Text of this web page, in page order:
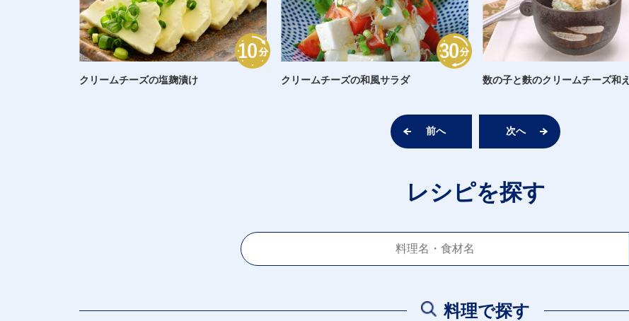
クリームチーズの塩麹漬け クリームチーズの和風サラダ 数の子と麩のクリームチーズ和え
前へ 次へ
レシピを探す
料理で探す